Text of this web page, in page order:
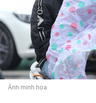
Ảnh minh họa.